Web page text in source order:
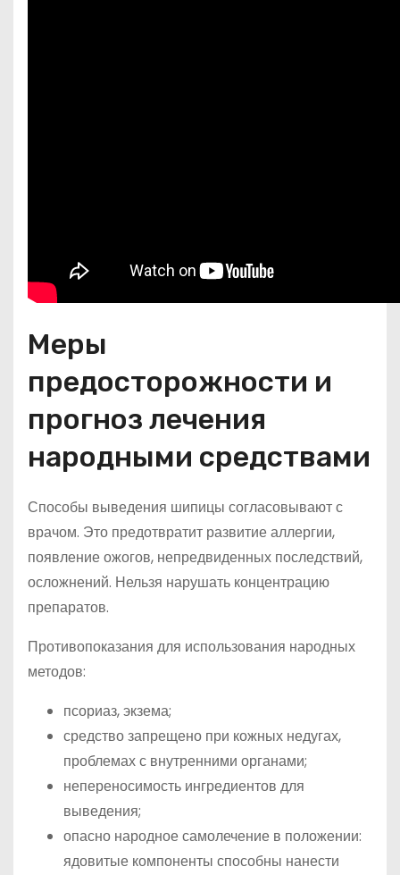
Меры
предосторожности и
прогноз лечения
народными средствами
Способы выведения шипицы согласовывают с
врачом. Это предотвратит развитие аллергии,
появление ожогов, непредвиденных последствий,
осложнений. Нельзя нарушать концентрацию
препаратов.
Противопоказания для использования народных
методов:
псориаз, экзема;
средство запрещено при кожных недугах,
проблемах с внутренними органами;
непереносимость ингредиентов для
выведения;
опасно народное самолечение в положении:
ядовитые компоненты способны нанести